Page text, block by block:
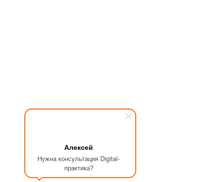
Алексей
Нужна консультация Digital-
практика?